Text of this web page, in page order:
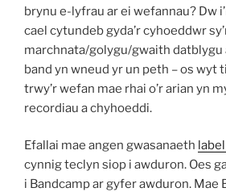
brynu e-lyfrau ar ei wefannau? Dw
cael cytundeb gyda’r cyhoeddwr
marchnata/golygu/gwaith datblygu
band yn wneud yr un peth – os wyt
trwy’r wefan mae rhai o’r arian yn
recordiau a chyhoeddi.
Efallai mae angen gwasanaeth
cynnig teclyn siop i awduron. Oes
i Bandcamp ar gyfer awduron. Mae